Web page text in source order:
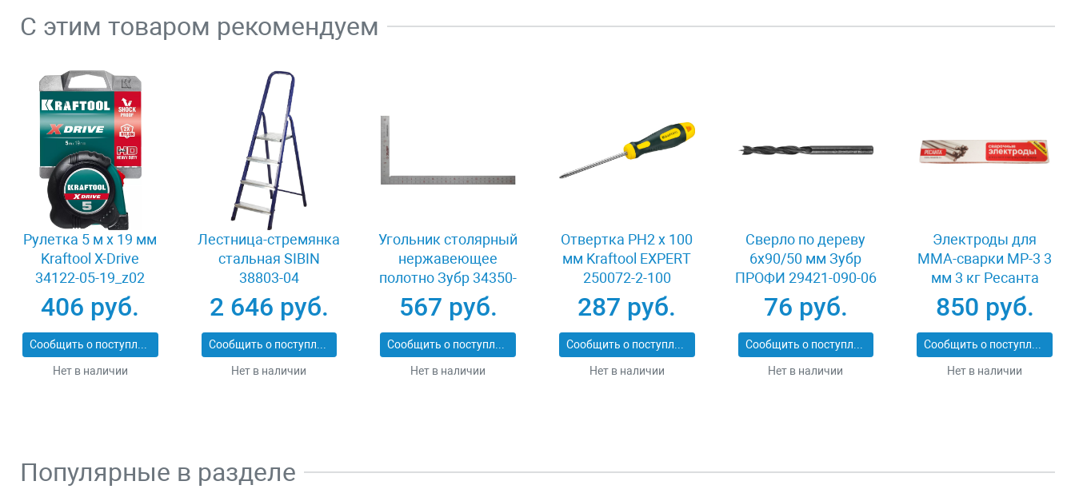
С этим товаром рекомендуем
Рулетка 5 м x 19 мм
Kraftool X-Drive
34122-05-19_z02
406 руб.
Сообщить о поступлении
Нет в наличии
Лестница-стремянка
стальная SIBIN
38803-04
2 646 руб.
Сообщить о поступлении
Нет в наличии
Угольник столярный
нержавеющее
полотно Зубр 34350-
30
567 руб.
Сообщить о поступлении
Нет в наличии
Отвертка PH2 x 100
мм Kraftool EXPERT
250072-2-100
287 руб.
Сообщить о поступлении
Нет в наличии
Сверло по дереву
6x90/50 мм Зубр
ПРОФИ 29421-090-06
76 руб.
Сообщить о поступлении
Нет в наличии
Электроды для
MMA-сварки МР-3 3
мм 3 кг Ресанта
71/6/21
850 руб.
Сообщить о поступлении
Нет в наличии
Популярные в разделе